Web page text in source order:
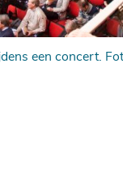
een concert.